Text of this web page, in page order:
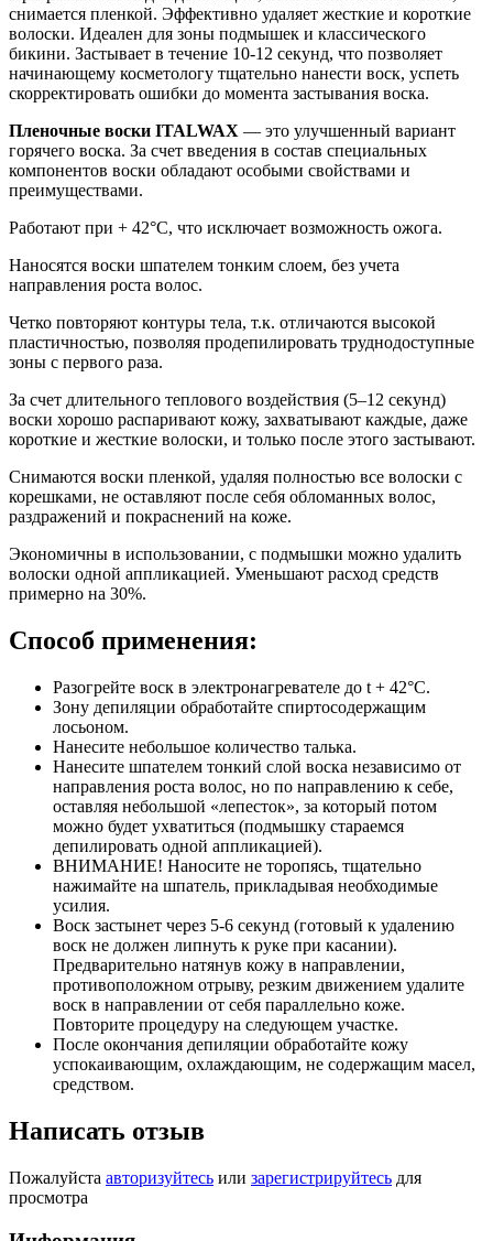
снимается пленкой. Эффективно удаляет жесткие и короткие
волоски. Идеален для зоны подмышек и классического
бикини. Застывает в течение 10-12 секунд, что позволяет
начинающему косметологу тщательно нанести воск, успеть
скорректировать ошибки до момента застывания воска.
Пленочные воски ITALWAX — это улучшенный вариант
горячего воска. За счет введения в состав специальных
компонентов воски обладают особыми свойствами и
преимуществами.
Работают при + 42°С, что исключает возможность ожога.
Наносятся воски шпателем тонким слоем, без учета
направления роста волос.
Четко повторяют контуры тела, т.к. отличаются высокой
пластичностью, позволяя продепилировать труднодоступные
зоны с первого раза.
За счет длительного теплового воздействия (5–12 секунд)
воски хорошо распаривают кожу, захватывают каждые, даже
короткие и жесткие волоски, и только после этого застывают.
Снимаются воски пленкой, удаляя полностью все волоски с
корешками, не оставляют после себя обломанных волос,
раздражений и покраснений на коже.
Экономичны в использовании, с подмышки можно удалить
волоски одной аппликацией. Уменьшают расход средств
примерно на 30%.
Способ применения:
Разогрейте воск в электронагревателе до t + 42°С.
Зону депиляции обработайте спиртосодержащим
лосьоном.
Нанесите небольшое количество талька.
Нанесите шпателем тонкий слой воска независимо от
направления роста волос, но по направлению к себе,
оставляя небольшой «лепесток», за который потом
можно будет ухватиться (подмышку стараемся
депилировать одной аппликацией).
ВНИМАНИЕ! Наносите не торопясь, тщательно
нажимайте на шпатель, прикладывая необходимые
усилия.
Воск застынет через 5-6 секунд (готовый к удалению
воск не должен липнуть к руке при касании).
Предварительно натянув кожу в направлении,
противоположном отрыву, резким движением удалите
воск в направлении от себя параллельно коже.
Повторите процедуру на следующем участке.
После окончания депиляции обработайте кожу
успокаивающим, охлаждающим, не содержащим масел,
средством.
Написать отзыв
Пожалуйста авторизуйтесь или зарегистрируйтесь для
просмотра